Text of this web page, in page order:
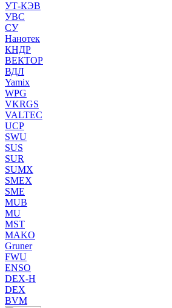
УТ-КЭВ
УВС
СУ
Нанотек
КНДР
ВЕКТОР
ВДЛ
Yamix
WPG
VKRGS
VALTEC
UCP
SWU
SUS
SUR
SUMX
SMEX
SME
MUB
MU
MST
MAKO
Gruner
FWU
ENSO
DEX-H
DEX
BVM